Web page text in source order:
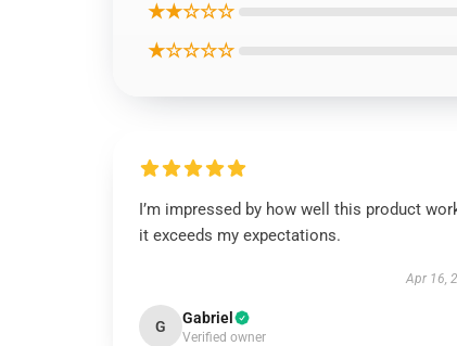
★★☆☆☆
★☆☆☆☆
I’m impressed by how well this product
it exceeds my expectations.
Apr 16,
G Gabriel
Verified owner